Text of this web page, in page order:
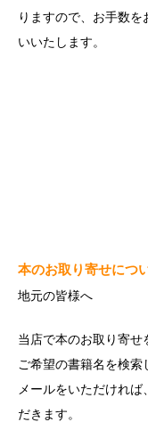
りますので、お手数
いいたします。
本のお取り寄せにつ
地元の皆様へ
当店で本のお取り寄
ご希望の書籍名を検
メールをいただけれ
だきます。